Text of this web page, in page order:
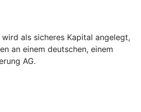
als sicheres Kapital angelegt,
an einem deutschen, einem
AG.